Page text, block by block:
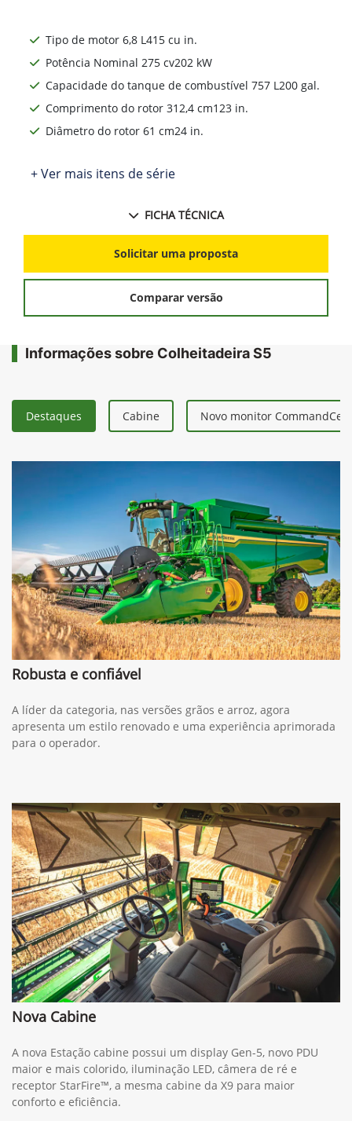
Tipo de motor 6,8 L415 cu in.
Potência Nominal 275 cv202 kW
Capacidade do tanque de combustível 757 L200 gal.
Comprimento do rotor 312,4 cm123 in.
Diâmetro do rotor 61 cm24 in.
+ Ver mais itens de série
FICHA TÉCNICA
Solicitar uma proposta
Comparar versão
Informações sobre Colheitadeira S5
Destaques Cabine Novo monitor
Robusta e confiável
A líder da categoria, nas versões grãos e arroz, agora
apresenta um estilo renovado e uma experiência aprimorada
para o operador.
Nova Cabine
A nova Estação cabine possui um display Gen-5, novo PDU
maior e mais colorido, iluminação LED, câmera de ré e
receptor StarFire™, a mesma cabine da X9 para maior
conforto e eficiência.